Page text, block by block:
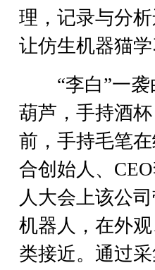
理，记录与分
让仿生机器猫学
“李白”一袭
葫芦，手持酒
前，手持毛笔
合创始人、
人大会上该公
机器人，在外
类接近。通过